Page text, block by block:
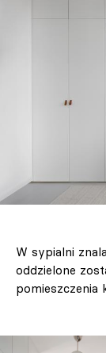
W sypialni
oddzielone
pomieszczenia